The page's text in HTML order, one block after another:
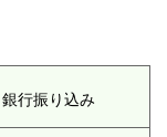
銀行振り込み